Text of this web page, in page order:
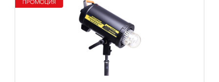
ПРОМОЦИЯ